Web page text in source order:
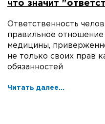
что значит
Ответственность
правильное
медицины,
не только своих прав
обязанностей
Читать далее...